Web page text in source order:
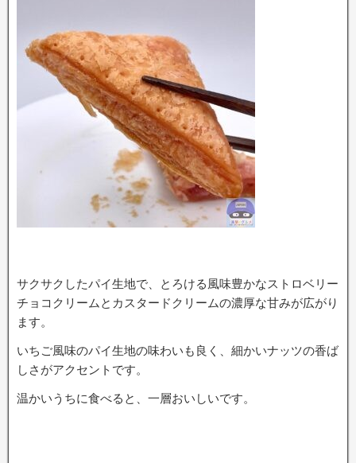
サクサクしたパイ生地で、とろける風味豊かなストロベリー
チョコクリームとカスタードクリームの濃厚な甘みが広がり
ます。
いちご風味のパイ生地の味わいも良く、細かいナッツの香ば
しさがアクセントです。
温かいうちに食べると、一層おいしいです。